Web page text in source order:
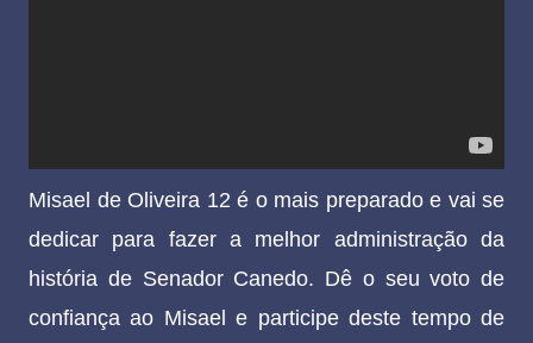
Misael de Oliveira 12 é o mais preparado e vai se
dedicar para fazer a melhor administração da
história de Senador Canedo. Dê o seu voto de
confiança ao Misael e participe deste tempo de